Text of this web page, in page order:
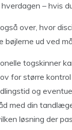
– hvis
over, hvor
bøjlerne ud ved
togskinner
for større
og
med din
løsning der